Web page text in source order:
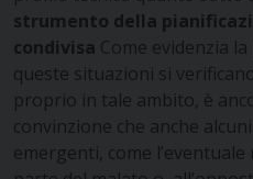
strumento della
condivisa Come evidenzia
queste situazioni si
proprio in tale ambito, è
convinzione che anche
emergenti, come